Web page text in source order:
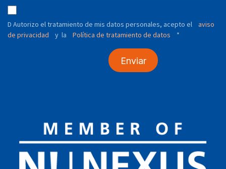
D Autorizo ​​el tratamiento de mis datos personales, acepto el
aviso
de privacidad
y la Política de tratamiento de datos *
Enviar